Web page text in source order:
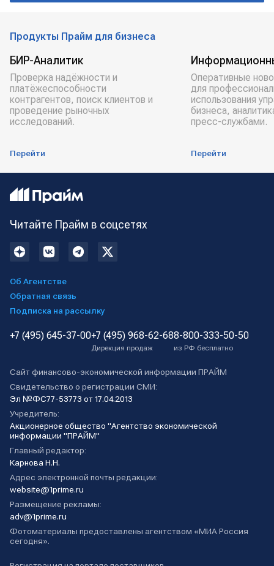
Продукты Прайм для бизнеса
БИР-Аналитик
Проверка надёжности и
платёжеспособности
контрагентов, поиск клиентов и
проведение рыночных
исследований.
Перейти
Оперативные
для
использования
бизнеса,
пресс-службами.
Перейти
Читайте Прайм в соцсетях
Об Агентстве
Обратная связь
Подписка на рассылку
+7 (495) 645-37-00+7 (495) 968-62-68
Дирекция продаж
8-800-333-50-50
из РФ бесплатно
Сайт финансово-экономической информации ПРАЙМ
Свидетельство о регистрации СМИ:
Эл №ФС77-53773 от 17.04.2013
Учредитель:
Акционерное общество "Агентство экономической
информации "ПРАЙМ"
Главный редактор:
Карнова Н.Н.
Адрес электронной почты редакции:
website@1prime.ru
Размещение рекламы:
adv@1prime.ru
Фотоматериалы предоставлены агентством «МИА Россия
сегодня».